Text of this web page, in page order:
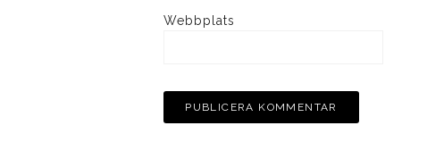
Webbplats